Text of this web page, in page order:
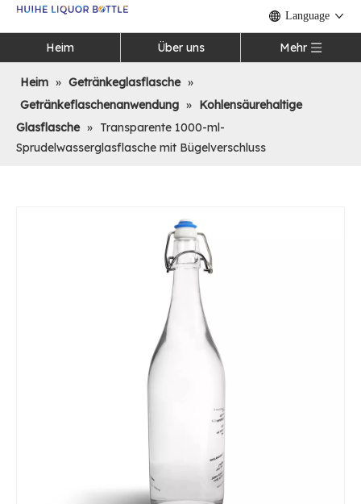
Language
Heim Über uns Mehr
Heim » Getränkeglasflasche »
Getränkeflaschenanwendung » Kohlensäurehaltige
Glasflasche » Transparente 1000-ml-
Sprudelwasserglasflasche mit Bügelverschluss